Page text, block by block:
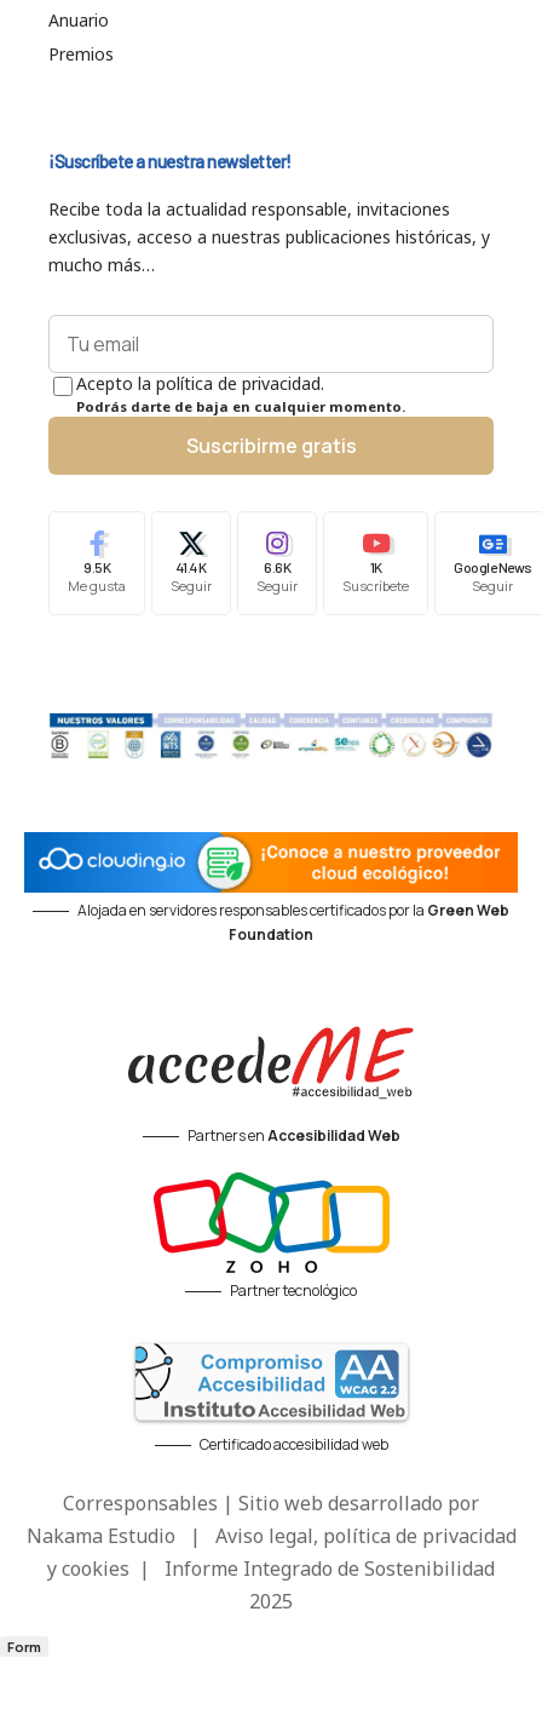
Anuario
Premios
¡Suscríbete a nuestra newsletter!
Recibe toda la actualidad responsable, invitaciones
exclusivas, acceso a nuestras publicaciones históricas, y
mucho más…
Acepto la política de privacidad.
Podrás darte de baja en cualquier momento.
Suscribirme gratis
9.5K
Me gusta
41.4K
Seguir
6.6K
Seguir
1K
Suscríbete
Google News
Seguir
Alojada en servidores responsables certificados por la Green Web
Foundation
Partners enAccesibilidad Web
Partner tecnológico
Certificado accesibilidad web
Corresponsables | Sitio web desarrollado por
Nakama Estudio | Aviso legal, política de privacidad
y cookies | Informe Integrado de Sostenibilidad
2025
Form